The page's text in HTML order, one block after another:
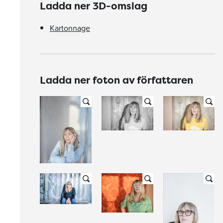
Ladda ner 3D-omslag
Kartonnage
Ladda ner foton av författaren